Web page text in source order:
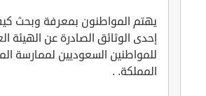
يهتم المواطنون بمعرفة وبحث
إحدى الوثائق الصادرة عن الهيئة
للمواطنين السعوديين لممارسة
المملكة. .